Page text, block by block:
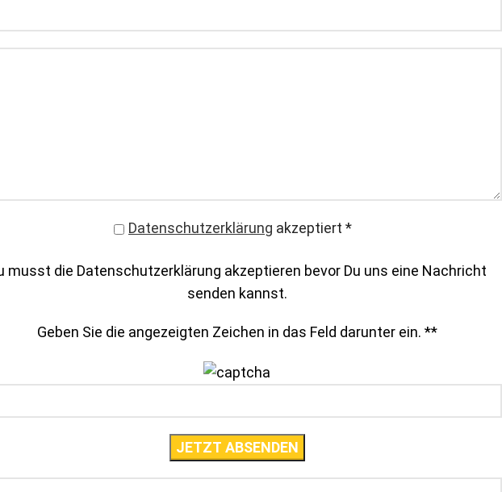
Datenschutzerklärung akzeptiert *
musst die Datenschutzerklärung akzeptieren bevor Du uns eine Nachricht
senden kannst.
Geben Sie die angezeigten Zeichen in das Feld darunter ein. **